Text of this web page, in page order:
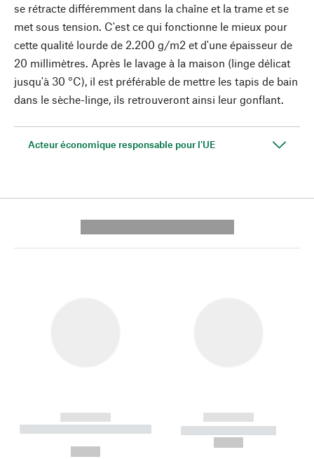
se rétracte différemment dans la chaîne et la trame et se
met sous tension. C'est ce qui fonctionne le mieux pour
cette qualité lourde de 2.200 g/m2 et d'une épaisseur de
20 millimètres. Après le lavage à la maison (linge délicat
jusqu'à 30 °C), il est préférable de mettre les tapis de bain
dans le sèche-linge, ils retrouveront ainsi leur gonflant.
Acteur économique responsable pour l'UE
------------
----------- ----------- --------
------------
----------- -----------